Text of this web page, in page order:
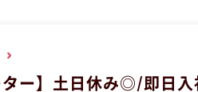
ター】土日休み◎/即日